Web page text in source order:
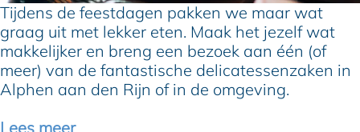
s
k
o
o
p
s
t
j
e
s
i
n
c
a
t
e
s
e
Tijdens de feestdagen pakken we maar wat
graag uit met lekker eten. Maak het jezelf wat
makkelijker en breng een bezoek aan één (of
meer) van de fantastische delicatessenzaken in
Alphen aan den Rijn of in de omgeving.
Lees meer